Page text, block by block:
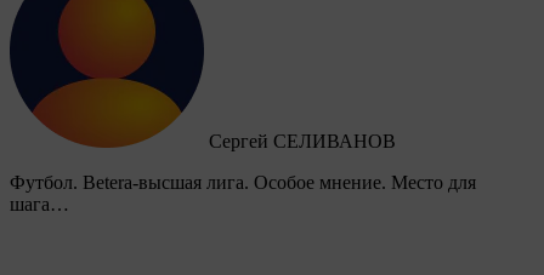
Сергей СЕЛИВАНОВ
Футбол. Betera-высшая лига. Особое мнение. Место для
шага…